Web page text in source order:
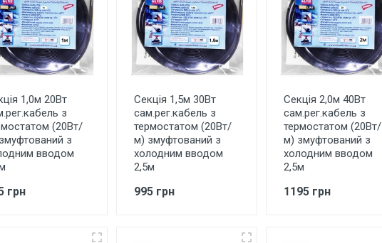
1,0м 20Вт
з
(20Вт/
з
вводом
грн
Секція 1,5м 30Вт
сам.рег.кабель з
термостатом (20Вт/
м) змуфтований з
холодним вводом
2,5м
995 грн
Секція 2,0м 40Вт
сам.рег.кабель з
термостатом (20Вт/
м) змуфтований з
холодним вводом
2,5м
1195 грн